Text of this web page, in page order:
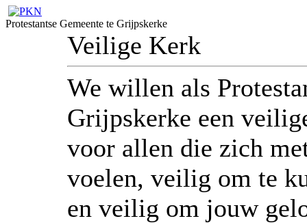
Protestantse Gemeente te Grijpskerke
Veilige Kerk
We willen als
Grijpskerke een
voor allen die zich
voelen, veilig om te
en veilig om jouw